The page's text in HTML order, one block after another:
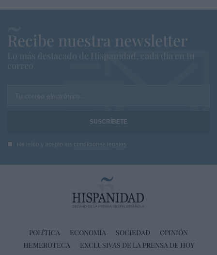
Recibe nuestra newsletter
Lo más destacado de Hispanidad, cada dia en tu
correo
Tu correo electrónico...
He leído y acepto las condiciones legales
POLÍTICA ECONOMÍA SOCIEDAD
OPINIÓN
HEMEROTECA
EXCLUSIVAS DE LA PRENSA DE HOY